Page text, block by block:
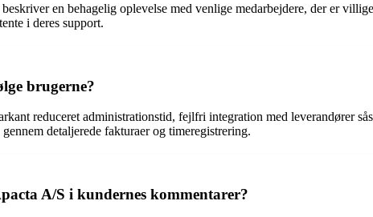
en behagelig oplevelse med venlige medarbejdere, der er
i deres support.
brugerne?
reduceret administrationstid, fejlfri integration med leverandører
detaljerede fakturaer og timeregistrering.
A/S i kundernes kommentarer?